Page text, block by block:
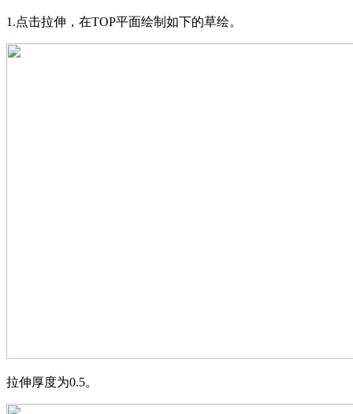
1.点击拉伸，在TOP平面绘制如下的草绘。
拉伸厚度为0.5。